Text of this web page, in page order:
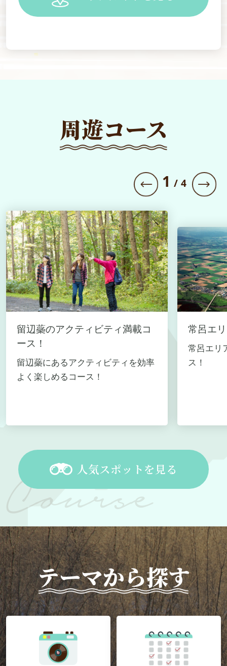
周遊コース
留辺蘂のアクティビティ満載コ
ース！
留辺蘂にあるアクティビティを効率
よく楽しめるコース！
常呂エ
常呂エリ
ス！
1 / 4
人気スポットを見る
テーマから探す